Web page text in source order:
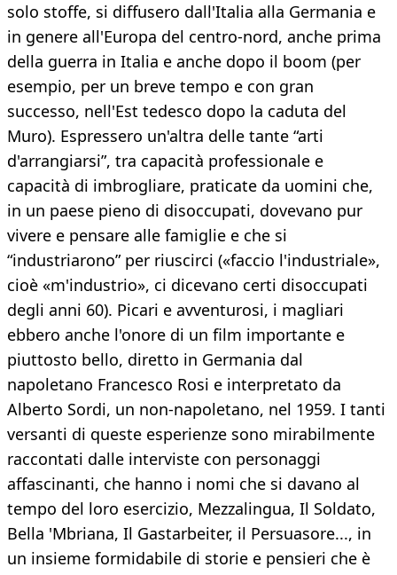
solo stoffe, si diffusero dall'Italia alla Germania e
in genere all'Europa del centro-nord, anche prima
della guerra in Italia e anche dopo il boom (per
esempio, per un breve tempo e con gran
successo, nell'Est tedesco dopo la caduta del
Muro). Espressero un'altra delle tante “arti
d'arrangiarsi”, tra capacità professionale e
capacità di imbrogliare, praticate da uomini che,
in un paese pieno di disoccupati, dovevano pur
vivere e pensare alle famiglie e che si
“industriarono” per riuscirci («faccio l'industriale»,
cioè «m'industrio», ci dicevano certi disoccupati
degli anni 60). Picari e avventurosi, i magliari
ebbero anche l'onore di un film importante e
piuttosto bello, diretto in Germania dal
napoletano Francesco Rosi e interpretato da
Alberto Sordi, un non-napoletano, nel 1959. I tanti
versanti di queste esperienze sono mirabilmente
raccontati dalle interviste con personaggi
affascinanti, che hanno i nomi che si davano al
tempo del loro esercizio, Mezzalingua, Il Soldato,
Bella 'Mbriana, Il Gastarbeiter, il Persuasore..., in
un insieme formidabile di storie e pensieri che è